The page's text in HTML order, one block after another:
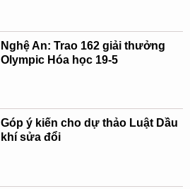
Nghệ An: Trao 162 giải thưởng
Olympic Hóa học 19-5
Góp ý kiến cho dự thảo Luật Dầu
khí sửa đổi